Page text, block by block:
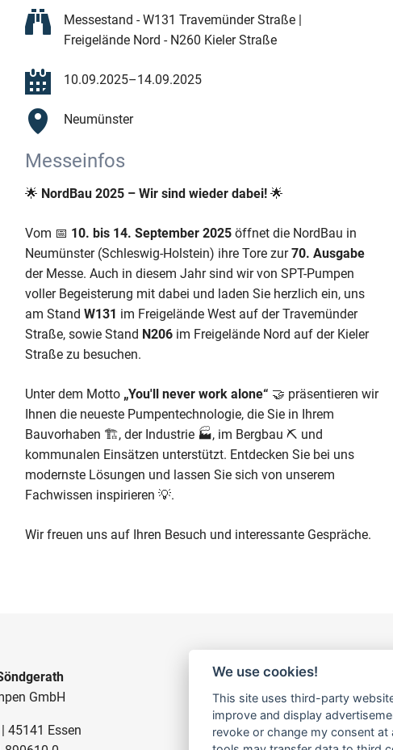
Messestand - W131 Travemünder Straße |
Freigelände Nord - N260 Kieler Straße
10.09.2025–14.09.2025
Neumünster
Messeinfos
🌟 NordBau 2025 – Wir sind wieder dabei!🌟
Vom 📅 10. bis 14. September 2025öffnet die NordBau in
Neumünster (Schleswig-Holstein) ihre Tore zur70. Ausgabe
der Messe. Auch in diesem Jahr sind wir von SPT-Pumpen
voller Begeisterung mit dabei und laden Sie herzlich ein, uns
am Stand W131 im Freigelände West auf der Travemünder
Straße, sowie Stand N206im Freigelände Nord auf der Kieler
Straße zu besuchen.
Unter dem Motto „You'll never work alone“ 🤝 präsentieren wir
Ihnen die neueste Pumpentechnologie, die Sie in Ihrem
Bauvorhaben 🏗️, der Industrie 🏭, im Bergbau ⛏️ und
kommunalen Einsätzen unterstützt. Entdecken Sie bei uns
modernste Lösungen und lassen Sie sich von unserem
Fachwissen inspirieren 💡.
Wir freuen uns auf Ihren Besuch und interessante Gespräche.
GmbH
45141 Essen
BAUPUMPEN
FÜR SCHMUTZWASSER
FÜR SCHLAMMWASSER
We use cookies!
This site uses third-party
improve and display
revoke or change my consent